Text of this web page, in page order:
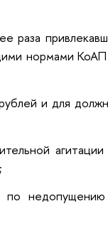
раза
нормами
и для
по